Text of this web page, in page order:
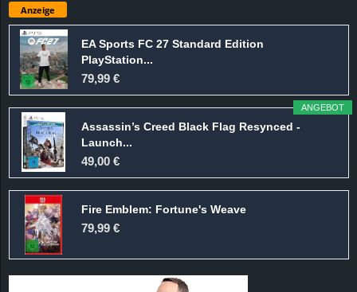
Anzeige
EA Sports FC 27 Standard Edition
PlayStation...
79,99 €
ANGEBOT
Assassin’s Creed Black Flag Resynced -
Launch...
49,00 €
Fire Emblem: Fortune's Weave
79,99 €